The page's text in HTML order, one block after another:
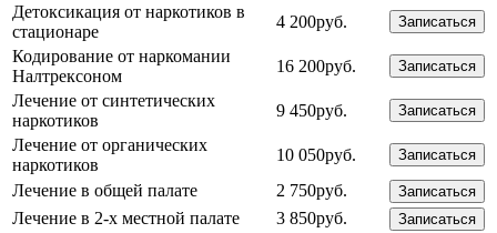
Детоксикация от наркотиков в
стационаре
4 200руб. Записаться
Кодирование от наркомании
Налтрексоном
16 200руб. Записаться
Лечение от синтетических
наркотиков
9 450руб. Записаться
Лечение от органических
наркотиков
10 050руб. Записаться
Лечение в общей палате 2 750руб. Записаться
Лечение в 2-х местной палате 3 850руб. Записаться